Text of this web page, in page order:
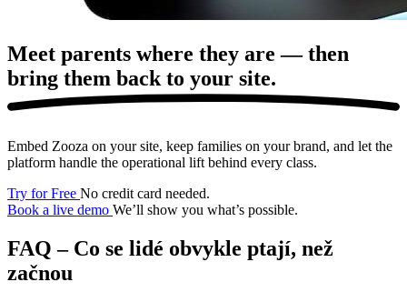
Meet parents where they are —then
bring them back to your site.
Embed Zooza on your site, keep families on your brand, and let the
platform handle the operational lift behind every class.
Try for Free No credit card needed.
Book a live demo We’ll show you what’s possible.
FAQ – Co se lidé obvykle ptají, než
začnou